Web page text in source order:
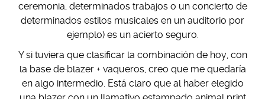
ceremonia, determinados trabajos o un concierto de
determinados estilos musicales en un auditorio por
ejemplo) es un acierto seguro.
Y si tuviera que clasificar la combinación de hoy, con
la base de blazer + vaqueros, creo que me quedaría
en algo intermedio. Está claro que al haber elegido